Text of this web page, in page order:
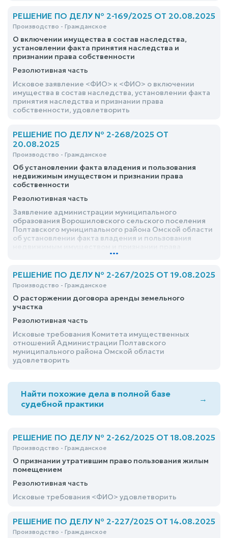
РЕШЕНИЕ ПО ДЕЛУ № 2-169/2025 ОТ 20.08.2025
Производство - Гражданское
О включении имущества в состав наследства,
установлении факта принятия наследства и
признании права собственности
Резолютивная часть
Исковое заявление <ФИО> к <ФИО> о включении
имущества в состав наследства, установлении факта
принятия наследства и признании права
собственности, удовлетворить
РЕШЕНИЕ ПО ДЕЛУ № 2-268/2025 ОТ
20.08.2025
Производство - Гражданское
Об установлении факта владения и пользования
недвижимым имуществом и признании права
собственности
Резолютивная часть
Заявление администрации муниципального
образования Ворошиловского сельского поселения
Полтавского муниципального района Омской области
об установлении факта владения и пользования
собственности удовлетворить
...
РЕШЕНИЕ ПО ДЕЛУ № 2-267/2025 ОТ 19.08.2025
Производство - Гражданское
О расторжении договора аренды земельного
участка
Резолютивная часть
Исковые требования Комитета имущественных
отношений Администрации Полтавского
муниципального района Омской области
удовлетворить
Найти похожие дела в полной базе
судебной практики
→
РЕШЕНИЕ ПО ДЕЛУ № 2-262/2025 ОТ 18.08.2025
Производство - Гражданское
О признании утратившим право пользования жилым
помещением
Резолютивная часть
Исковые требования <ФИО> удовлетворить
РЕШЕНИЕ ПО ДЕЛУ № 2-227/2025 ОТ 14.08.2025
Производство - Гражданское